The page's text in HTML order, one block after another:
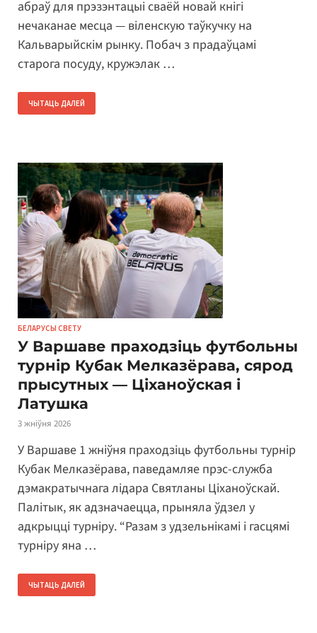
абраў для прэзэнтацыі сваёй новай кнігі
нечаканае месца — віленскую таўкучку на
Кальварыйскім рынку. Побач з прадаўцамі
старога посуду, кружэлак …
ЧЫТАЦЬ ДАЛЕЙ
БЕЛАРУСЫ СВЕТУ
У Варшаве праходзіць футбольны
турнір Кубак Мелказёрава, сярод
прысутных — Ціханоўская і
Латушка
3 жніўня 2026
У Варшаве 1 жніўня праходзіць футбольны турнір
Кубак Мелказёрава, паведамляе прэс-служба
дэмакратычнага лідара Святланы Ціханоўскай.
Палітык, як адзначаецца, прыняла ўдзел у
адкрыцці турніру. “Разам з удзельнікамі і гасцямі
турніру яна …
ЧЫТАЦЬ ДАЛЕЙ